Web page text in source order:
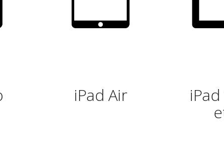
iPad Air